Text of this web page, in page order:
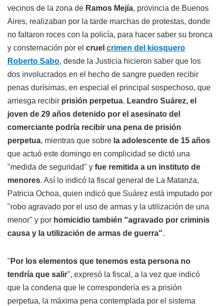
vecinos de la zona de Ramos Mejía, provincia de Buenos
Aires, realizaban por la tarde marchas de protestas, donde
no faltaron roces con la policía, para hacer saber su bronca
y consternación por el cruel crimen del kiosquero
Roberto Sabo, desde la Justicia hicieron saber que los
dos involucrados en el hecho de sangre pueden recibir
penas durísimas, en especial el principal sospechoso, que
arriesga recibir prisión perpetua. Leandro Suárez, el
joven de 29 años detenido por el asesinato del
comerciante podría recibir una pena de prisión
perpetua, mientras que sobre la adolescente de 15 años
que actuó este domingo en complicidad se dictó una
"medida de seguridad" y fue remitida a un instituto de
menores. Así lo indicó la fiscal general de La Matanza,
Patricia Ochoa, quien indicó que Suárez está imputado por
"robo agravado por el uso de armas y la utilización de una
menor" y por homicidio también "agravado por criminis
causa y la utilización de armas de guerra".
" Por los elementos que tenemos esta persona no
tendría que salir", expresó la fiscal, a la vez que indicó
que la condena que le correspondería es a prisión
perpetua, la máxima pena contemplada por el sistema